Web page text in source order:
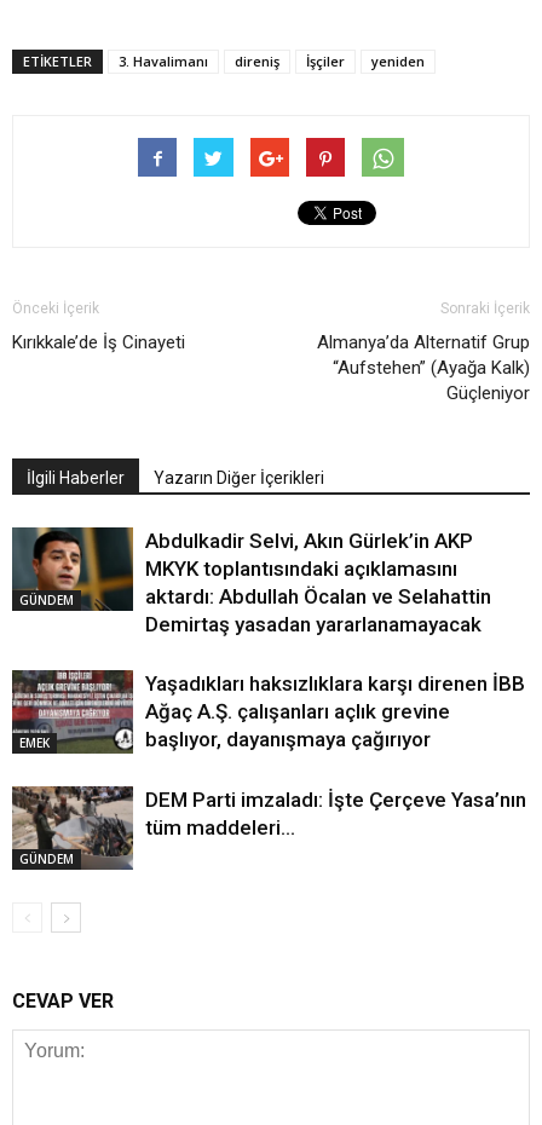
ETIKETLER 3. Havalimanı direniş İşçiler yeniden
Önceki İçerik
Kırıkkale’de İş Cinayeti
Sonraki İçerik
Almanya’da Alternatif Grup
“Aufstehen” (Ayağa Kalk)
Güçleniyor
İlgili Haberler Yazarın Diğer İçerikleri
GÜNDEM
Abdulkadir Selvi, Akın Gürlek’in AKP
MKYK toplantısındaki açıklamasını
aktardı: Abdullah Öcalan ve Selahattin
Demirtaş yasadan yararlanamayacak
EMEK
Yaşadıkları haksızlıklara karşı direnen İBB
Ağaç A.Ş. çalışanları açlık grevine
başlıyor, dayanışmaya çağırıyor
GÜNDEM
DEM Parti imzaladı: İşte Çerçeve Yasa’nın
tüm maddeleri…
CEVAP VER